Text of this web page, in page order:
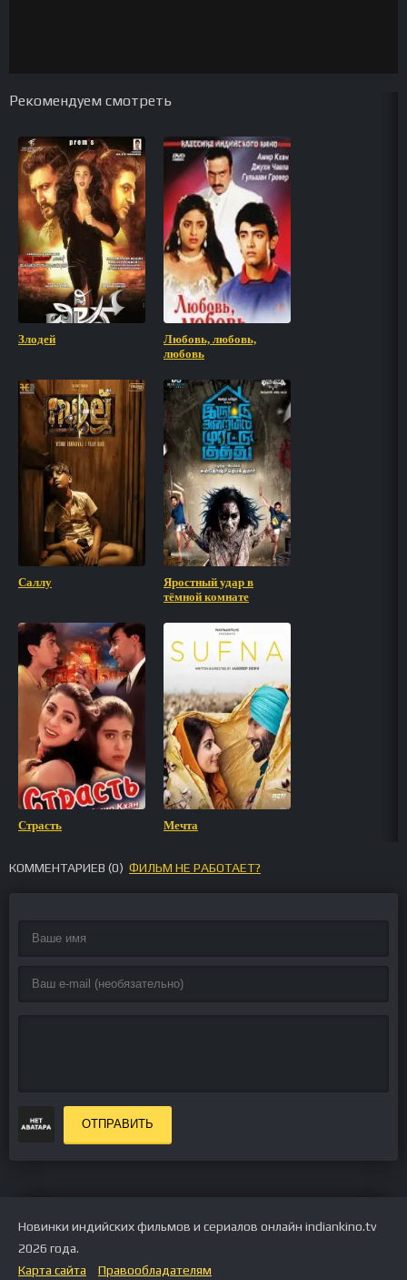
Рекомендуем смотреть
Злодей
Любовь, любовь,
любовь
Саллу
Яростный удар в
тёмной комнате
Страсть Мечта
КОММЕНТАРИЕВ (0) ФИЛЬМ НЕ РАБОТАЕТ?
ОТПРАВИТЬ
Новинки индийских фильмов и сериалов онлайн indiankino.tv
2026 года.
Карта сайта
Правообладателям